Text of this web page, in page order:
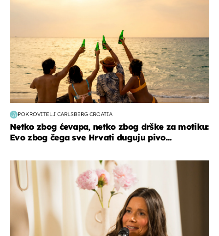
POKROVITELJ CARLSBERG CROATIA
Netko zbog ćevapa, netko zbog drške za motiku:
Evo zbog čega sve Hrvati duguju pivo...
moda & ljepota